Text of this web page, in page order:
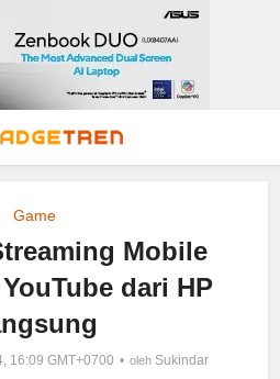
Game
Mobile
dari HP
16:09 GMT+0700 oleh Sukindar